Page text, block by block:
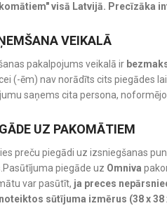
visā Latvijā. Precīzāka
VEIKALĀ
pakalpojums veikalā ir
(-ēm) nav norādīts cits piegādes
saņems cita persona,
UZ PAKOMĀTIEM
preču piegādi uz izsniegšanas
piegāde uz Omniva
var pasūtīt, ja preces
sūtījuma izmērus (38 x 38